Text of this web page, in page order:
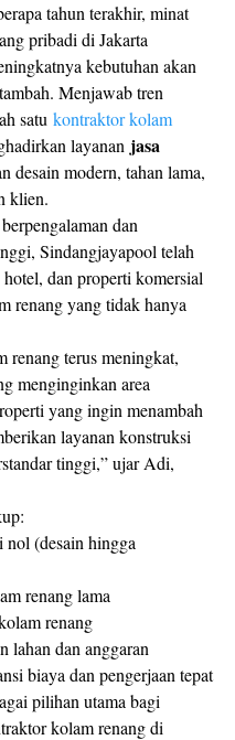
tahun terakhir, minat
pribadi di Jakarta
kebutuhan akan
Menjawab tren
satu kontraktor kolam
layanan jasa
desain modern, tahan lama,
klien.
dan
Sindangjayapool telah
dan properti komersial
renang yang tidak hanya
renang terus meningkat,
menginginkan area
yang ingin menambah
layanan konstruksi
tinggi,” ujar Adi,
nol (desain hingga
renang lama
renang
lahan dan anggaran
biaya dan pengerjaan tepat
pilihan utama bagi
kolam renang di